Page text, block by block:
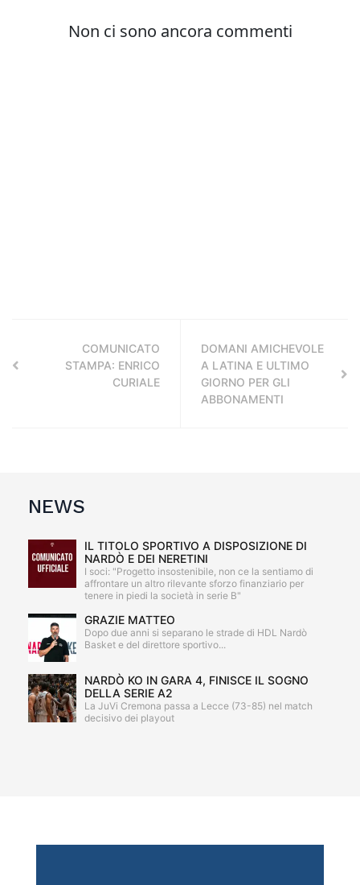
COMUNICATO
STAMPA: ENRICO
CURIALE
DOMANI AMICHEVOLE
A LATINA E ULTIMO
GIORNO PER GLI
ABBONAMENTI
NEWS
IL TITOLO SPORTIVO A DISPOSIZIONE DI
NARDÒ E DEI NERETINI
I soci: "Progetto insostenibile, non ce la sentiamo di
affrontare un altro rilevante sforzo finanziario per
tenere in piedi la società in serie B"
GRAZIE MATTEO
Dopo due anni si separano le strade di HDL Nardò
Basket e del direttore sportivo...
NARDÒ KO IN GARA 4, FINISCE IL SOGNO
DELLA SERIE A2
La JuVi Cremona passa a Lecce (73-85) nel match
decisivo dei playout